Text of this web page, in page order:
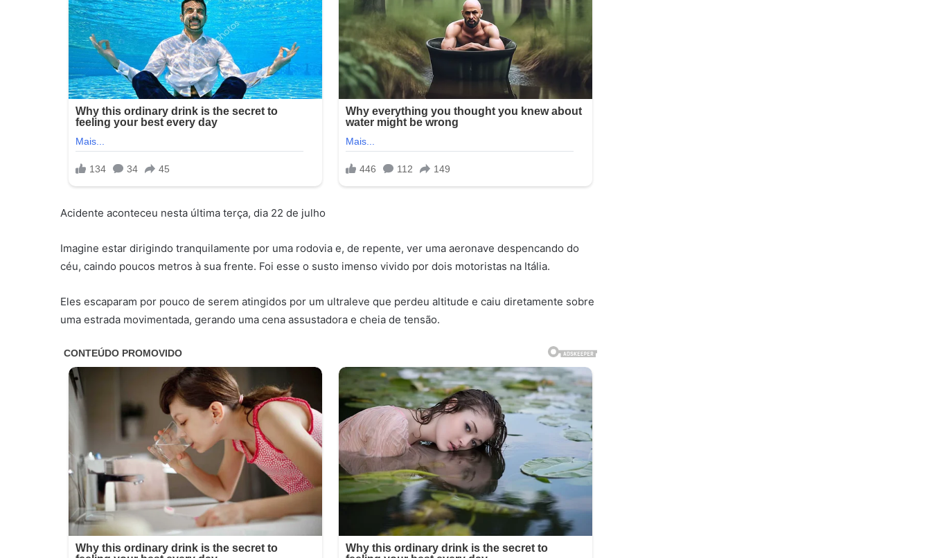
Acidente aconteceu nesta última terça, dia 22 de julho
Imagine estar dirigindo tranquilamente por uma rodovia e, de repente, ver uma aeronave despencando do
céu, caindo poucos metros à sua frente. Foi esse o susto imenso vivido por dois motoristas na Itália.
Eles escaparam por pouco de serem atingidos por um ultraleve que perdeu altitude e caiu diretamente sobre
uma estrada movimentada, gerando uma cena assustadora e cheia de tensão.